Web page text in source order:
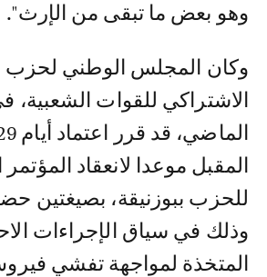
وهو بعض ما تبقى من الإرث".
وكان المجلس الوطني لحزب
الاشتراكي للقوات الشعبية،
المقبل موعدا لانعقاد
للحزب ببوزنيقة، بصيغتين
وذلك في سياق الإجراءات
المتخذة لمواجهة تفشي